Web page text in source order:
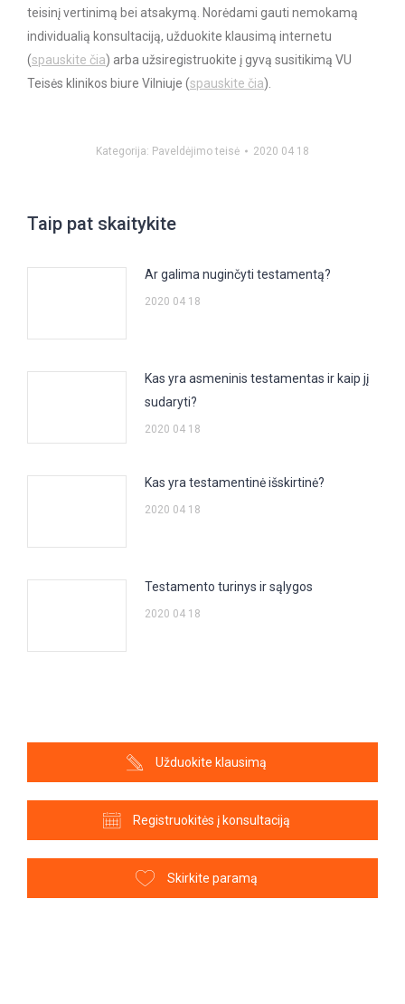
teisinį vertinimą bei atsakymą. Norėdami gauti nemokamą
individualią konsultaciją, užduokite klausimą internetu
(spauskite čia) arba užsiregistruokite į gyvą susitikimą VU
Teisės klinikos biure Vilniuje (spauskite čia).
Kategorija: Paveldėjimo teisė 2020 04 18
Taip pat skaitykite
Ar galima nuginčyti testamentą?
2020 04 18
Kas yra asmeninis testamentas ir kaip jį
sudaryti?
2020 04 18
Kas yra testamentinė išskirtinė?
2020 04 18
Testamento turinys ir sąlygos
2020 04 18
Užduokite klausimą
Registruokitės į konsultaciją
Skirkite paramą